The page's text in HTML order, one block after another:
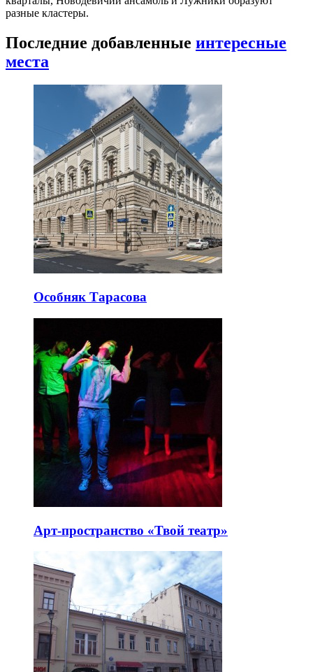
разные кластеры.
Последние добавленные интересные
места
Особняк Тарасова
Арт-пространство «Твой театр»